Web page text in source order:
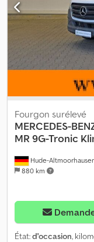
Hude-
880 km
Fourgon surélevé
MERCEDES-
MR 9G-Tronic
État:d'occasion,